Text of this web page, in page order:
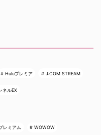
Huluプレミア J:COM STREAM
ネルEX
レミアム WOWOW